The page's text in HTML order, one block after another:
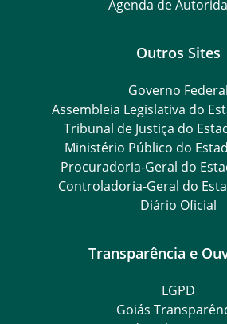
Agenda de
Outros Sites
Governo Federal
Assembleia Legislativa do
Tribunal de Justiça do
Ministério Público do
Procuradoria-Geral do
Controladoria-Geral do
Diário Oficial
Transparência e
LGPD
Goiás